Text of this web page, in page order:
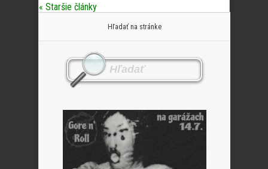
« Staršie články
Hľadať na stránke